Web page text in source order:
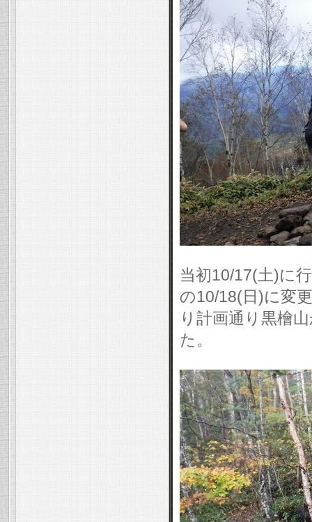
当初10/17(土)に
の10/18(日)に変
り計画通り黒檜
た。